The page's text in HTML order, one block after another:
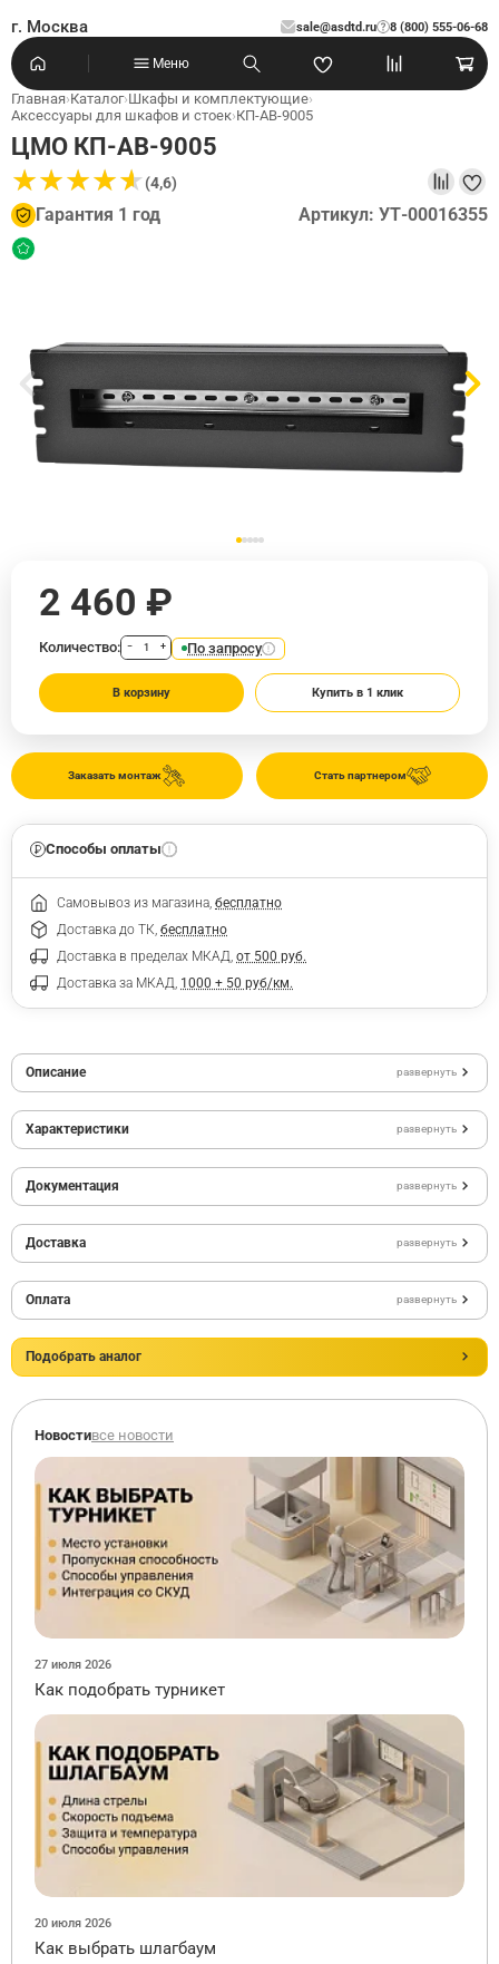
г. Москва sale@asdtd.ru 8 (800) 555-06-68
?
Меню
Главная›Каталог›Шкафы и комплектующие›
Аксессуары для шкафов и стоек›КП-АВ-9005
ЦМО КП-АВ-9005
★★★★★
★★★★★(4,6)
Гарантия 1 год Артикул: УТ-00016355
Стать партнером
Заказать монтаж
2 460 ₽
Количество: − + По запросу
В корзину Купить в 1 клик
Способы оплаты
Самовывоз из магазина, бесплатно
Доставка до ТК, бесплатно
Доставка в пределах МКАД, от 500 руб.
Доставка за МКАД, 1000 + 50 руб/км.
Описание развернуть
Характеристики развернуть
Документация развернуть
Доставка развернуть
Оплата развернуть
Подобрать аналог
Новостивсе новости
27 июля 2026
Как подобрать турникет
20 июля 2026
Как выбрать шлагбаум